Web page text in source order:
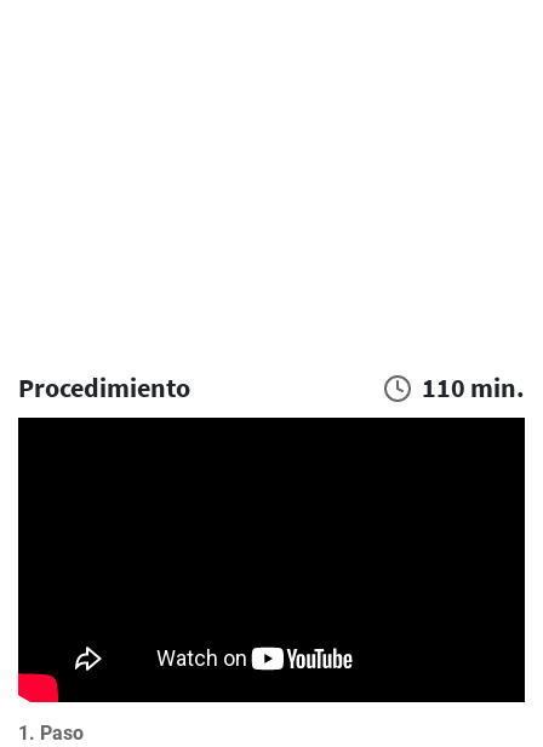
Procedimiento 110 min.
1. Paso